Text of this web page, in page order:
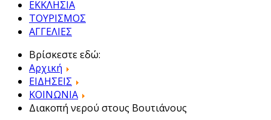
ΕΚΚΛΗΣΙΑ
ΤΟΥΡΙΣΜΟΣ
ΑΓΓΕΛΙΕΣ
Βρίσκεστε εδώ:
Αρχική
ΕΙΔΗΣΕΙΣ
ΚΟΙΝΩΝΙΑ
Διακοπή νερού στους Βουτιάνους